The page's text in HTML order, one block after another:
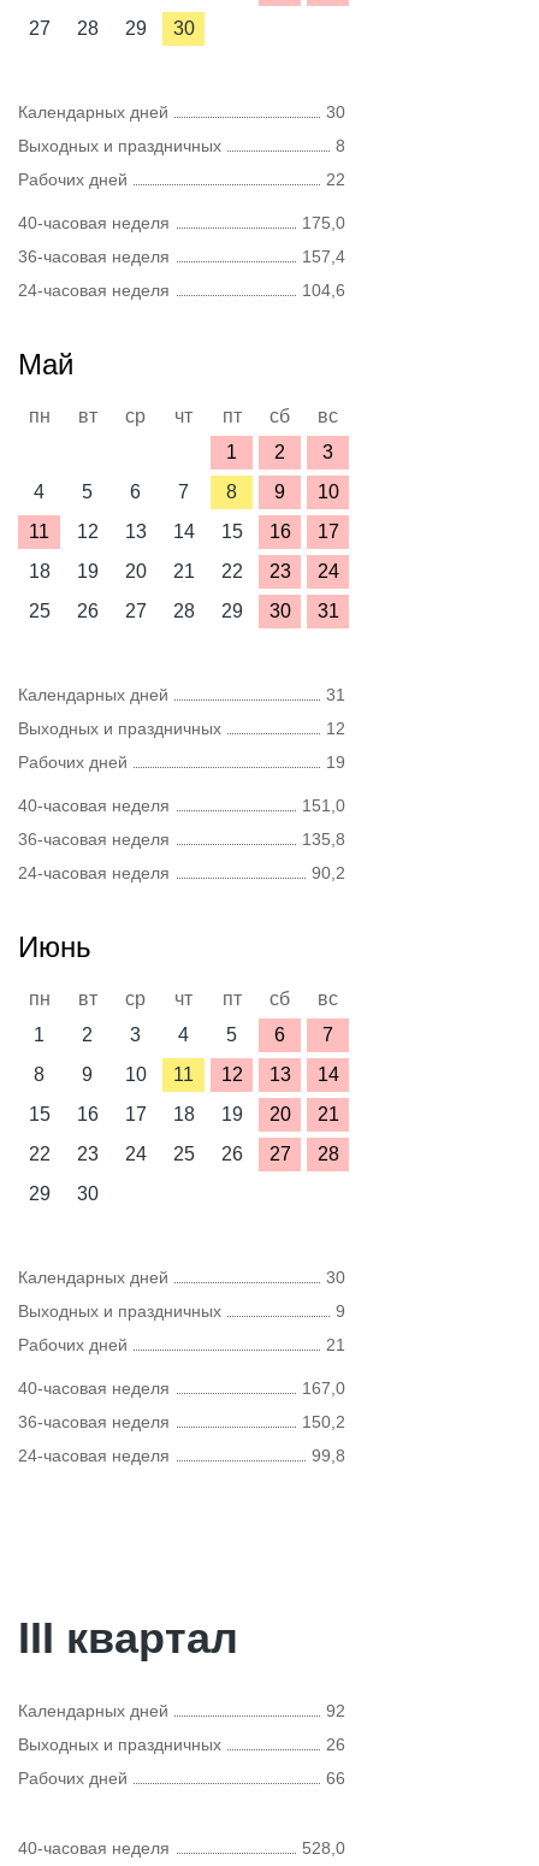
27
28 29 30
Календарных дней
30
Выходных и праздничных
8
Рабочих дней
22
40-часовая неделя
175,0
36-часовая неделя
157,4
24-часовая неделя
104,6
Май
пн вт ср чт пт сб
вс
1
2
3
4
5 6 7 8 9
10
11
12 13 14 15 16
17
18
19 20 21 22 23
24
25
26 27 28 29 30 31
Календарных дней
31
Выходных и праздничных
12
Рабочих дней
19
40-часовая неделя
151,0
36-часовая неделя
135,8
24-часовая неделя
90,2
Июнь
пн вт ср чт пт сб
вс
1
2 3 4 5 6
7
8
9 10 11 12 13
14
15
16 17 18 19 20
21
22
23 24 25 26 27
28
29
30
Календарных дней
30
Выходных и праздничных
9
Рабочих дней
21
40-часовая неделя
167,0
36-часовая неделя
150,2
24-часовая неделя
99,8
III квартал
Календарных дней
92
Выходных и праздничных
26
Рабочих дней
66
40-часовая неделя 528,0